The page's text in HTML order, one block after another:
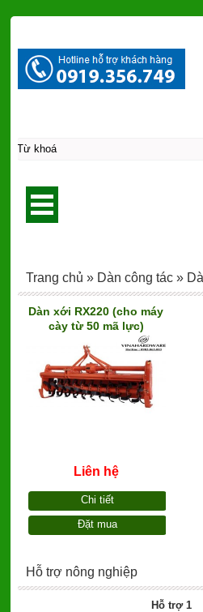
Dàn xới RX220 (cho máy
cày từ 50 mã lực)
Liên hệ
Chi tiết
Đặt mua
Trang chủ » Dàn công tác »
Hỗ trợ nông nghiệp
Hỗ trợ 1